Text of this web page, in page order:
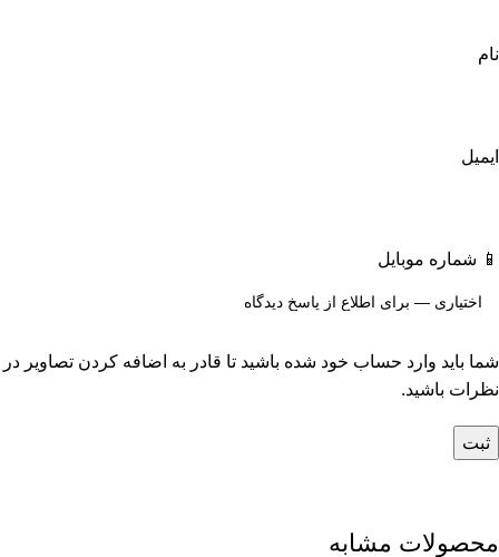
نام
ایمیل
📱 شماره موبایل
شما باید وارد حساب خود شده باشید تا قادر به اضافه کردن تصاویر در
نظرات باشید.
محصولات مشابه